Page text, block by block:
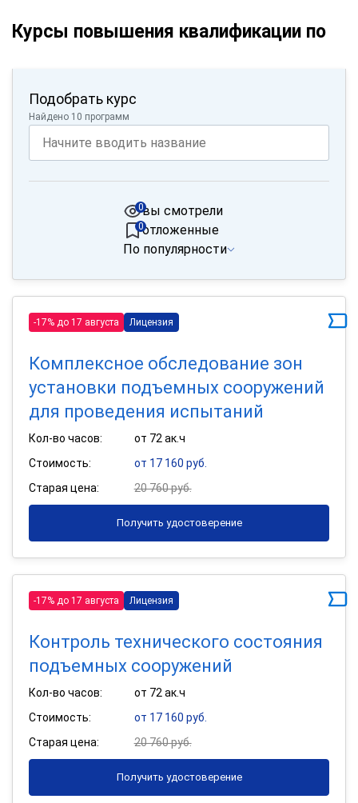
Курсы повышения квалификации по
Подобрать курс
Найдено 10 программ
вы смотрели
0
отложенные
0
По популярности
-17% до 17 августа Лицензия
Комплексное обследование зон
установки подъемных сооружений
для проведения испытаний
Кол-во часов:
от 72 ак.ч
Стоимость:
от 17 160 руб.
Старая цена:
20 760 руб.
Получить удостоверение
-17% до 17 августа Лицензия
Контроль технического состояния
подъемных сооружений
Кол-во часов:
от 72 ак.ч
Стоимость:
от 17 160 руб.
Старая цена:
20 760 руб.
Получить удостоверение